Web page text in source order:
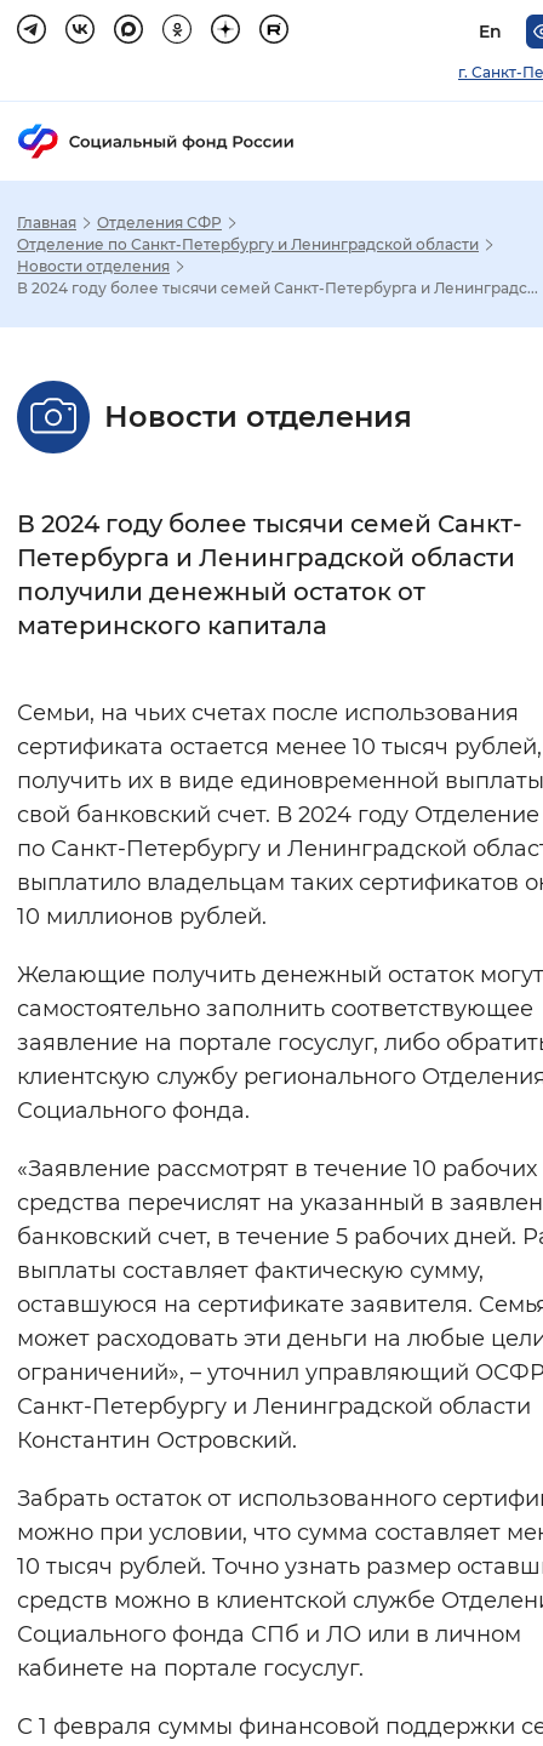
En
г. Санкт-
Настройка режима отображения
Стандартный Увеличенный
Без засечек С засечками
Интервал между буквами
Нормальный Увеличенный
Монохромный Инверсивный
Синий фон
Изображения
Включены
Звуковой ассистент
Воспроизвести Остановить
Вернуть стандартные настройки
Главная
Отделения СФР
Отделение по Санкт-Петербургу и Ленинградской области
Новости отделения
В 2024 году более тысячи семей Санкт-Петербурга и Ленинградс...
Новости отделения
В 2024 году более тысячи семей Санкт-
Петербурга и Ленинградской области
получили денежный остаток от
материнского капитала
Семьи, на чьих счетах после использования
сертификата остается менее 10 тысяч
получить их в виде единовременной
свой банковский счет. В 2024 году
по Санкт-Петербургу и Ленинградской
выплатило владельцам таких сертификатов
10 миллионов рублей.
Желающие получить денежный остаток
самостоятельно заполнить соответствующее
заявление на портале госуслуг, либо
клиентскую службу регионального
Социального фонда.
«Заявление рассмотрят в течение 10
средства перечислят на указанный в
банковский счет, в течение 5 рабочих дней.
выплаты составляет фактическую сумму,
оставшуюся на сертификате заявителя.
может расходовать эти деньги на любые
ограничений», – уточнил управляющий
Санкт-Петербургу и Ленинградской области
Константин Островский.
Забрать остаток от использованного
можно при условии, что сумма составляет
10 тысяч рублей. Точно узнать размер
средств можно в клиентской службе
Социального фонда СПб и ЛО или в личном
кабинете на портале госуслуг.
С 1 февраля суммы финансовой поддержки